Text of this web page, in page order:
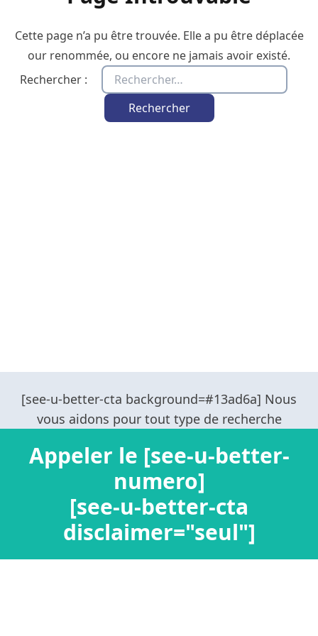
Cette page n’a pu être trouvée. Elle a pu être déplacée
our renommée, ou encore ne jamais avoir existé.
Rechercher :
Appeler le [see-u-better-
numero]
[see-u-better-cta
disclaimer="seul"]